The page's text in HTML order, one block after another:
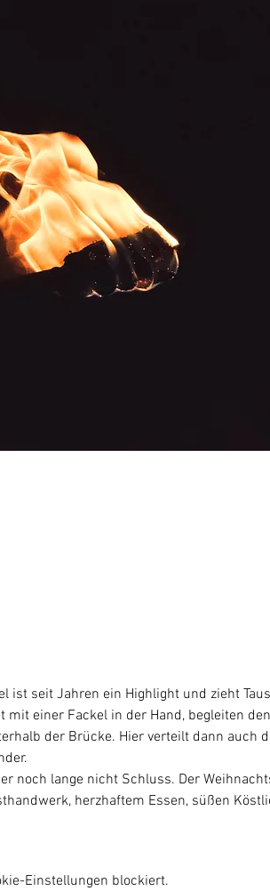
seit Jahren ein Highlight und zieht
einer Fackel in der Hand, begleiten
der Brücke. Hier verteilt dann auch
noch lange nicht Schluss. Der
herzhaftem Essen, süßen
Einstellungen blockiert.